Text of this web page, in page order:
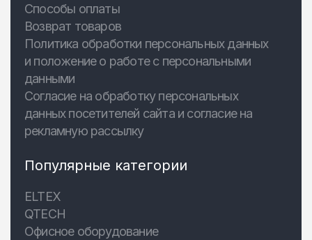
Способы оплаты
Возврат товаров
Политика обработки персональных данных
и положение о работе с персональными
данными
Согласие на обработку персональных
данных посетителей сайта и согласие на
рекламную рассылку
Популярные категории
ELTEX
QTECH
Офисное оборудование